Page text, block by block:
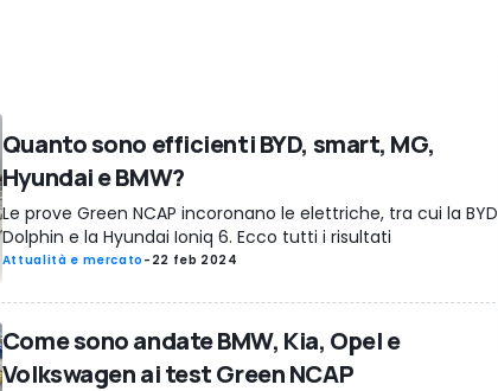
Quanto sono efficienti BYD, smart, MG,
Hyundai e BMW?
Le prove Green NCAP incoronano le elettriche, tra cui la BYD
Dolphin e la Hyundai Ioniq 6. Ecco tutti i risultati
Attualità e mercato - 22 feb 2024
Come sono andate BMW, Kia, Opel e
Volkswagen ai test Green NCAP